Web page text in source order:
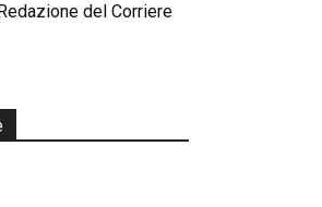
del Corriere